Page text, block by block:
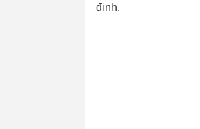
định.